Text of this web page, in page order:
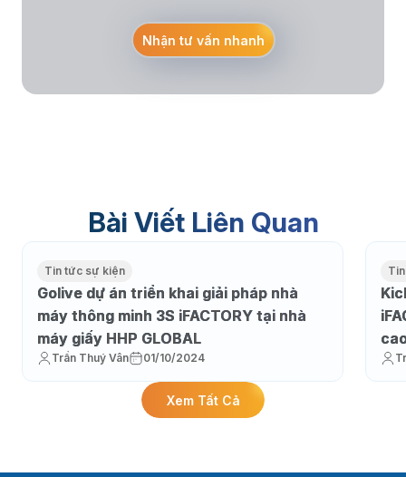
Nhận tư vấn nhanh
Bài Viết Liên Quan
Tin tức sự kiện
Golive dự án triển khai giải pháp nhà
máy thông minh 3S iFACTORY tại nhà
máy giấy HHP GLOBAL
Trần Thuý Vân 01/10/2024
Xem Tất Cả